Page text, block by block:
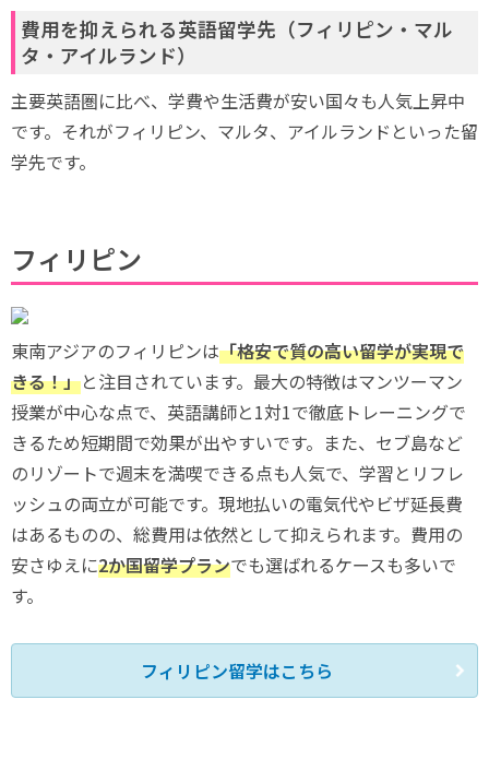
費用を抑えられる英語留学先（フィリピン・マル
タ・アイルランド）
主要英語圏に比べ、学費や生活費が安い国々も人気上昇中
です。それがフィリピン、マルタ、アイルランドといった留
学先です。
フィリピン
東南アジアのフィリピンは「格安で質の高い留学が実現で
きる！」と注目されています。最大の特徴はマンツーマン
授業が中心な点で、英語講師と1対1で徹底トレーニングで
きるため短期間で効果が出やすいです。また、セブ島など
のリゾートで週末を満喫できる点も人気で、学習とリフレ
ッシュの両立が可能です。現地払いの電気代やビザ延長費
はあるものの、総費用は依然として抑えられます。費用の
安さゆえに2か国留学プランでも選ばれるケースも多いで
す。
フィリピン留学はこちら